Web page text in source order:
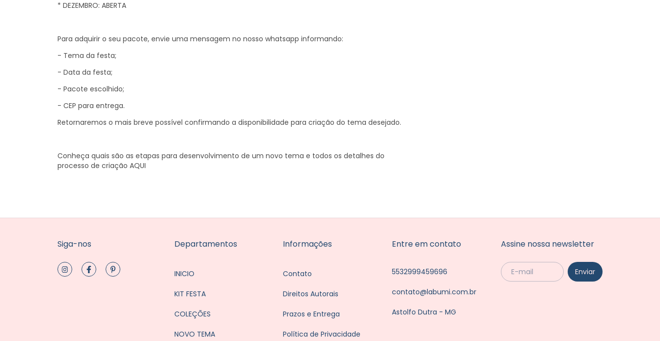
* DEZEMBRO: ABERTA
Para adquirir o seu pacote, envie uma mensagem no nosso whatsapp informando:
- Tema da festa;
- Data da festa;
- Pacote escolhido;
- CEP para entrega.
Retornaremos o mais breve possível confirmando a disponibilidade para criação do tema desejado.
Conheça quais são as etapas para desenvolvimento de um novo tema e todos os detalhes do
processo de criação AQUI
Siga-nos Departamentos
INICIO
KIT FESTA
COLEÇÕES
NOVO TEMA
Informações
Contato
Direitos Autorais
Prazos e Entrega
Política de Privacidade
Entre em contato
5532999459696
contato@labumi.com.br
Astolfo Dutra - MG
Assine nossa newsletter